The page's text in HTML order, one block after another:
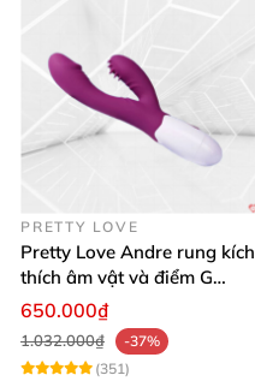
PRETTY LOVE
Pretty Love Andre rung kích
thích âm vật và điểm G
mạnh mẽ
650.000₫
1.032.000₫
-37%
(351)